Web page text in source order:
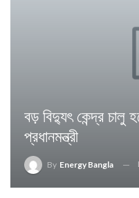
বড় বিদ্যুৎ কেন্দ্র চালু
প্রধানমন্ত্রী
By Energy Bangla